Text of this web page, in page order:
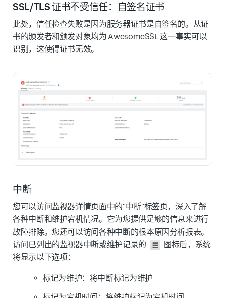
SSL/TLS 证书不受信任：自签名证书
此处，信任检查失败是因为服务器证书是自签名的。从证
书的颁发者和颁发对象均为 AwesomeSSL 这一事实可以
识别，这使得证书无效。
中断
您可以访问监视器详情页面中的"中断"标签页，深入了解
各种中断和维护宕机情况。它为您提供足够的信息来进行
故障排除。您还可以访问各种中断的根本原因分析报表。
访问已列出的监视器中断或维护记录的
图标后，系统
将显示以下选项：
标记为维护：将中断标记为维护